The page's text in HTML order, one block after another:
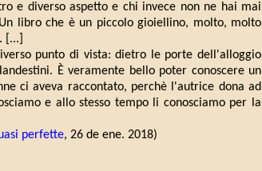
e diverso aspetto e chi invece non ne hai mai
libro che è un piccolo gioiellino, molto, molto
punto di vista: dietro le porte dell'alloggio
È veramente bello poter conoscere un
ci aveva raccontato, perchè l'autrice dona ad
e allo stesso tempo li conosciamo per la
perfette, 26 de ene. 2018)